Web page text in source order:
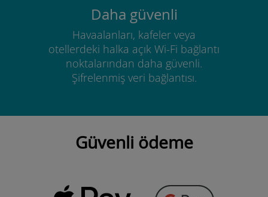
Daha güvenli
Havaalanları, kafeler veya
otellerdeki halka açık Wi-Fi bağlantı
noktalarından daha güvenli.
Şifrelenmiş veri bağlantısı.
Güvenli ödeme